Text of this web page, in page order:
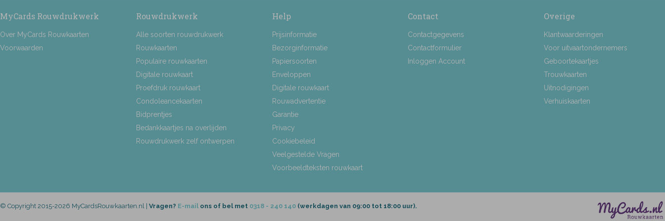
MyCards Rouwdrukwerk
Over MyCards Rouwkaarten
Voorwaarden
Rouwdrukwerk
Alle soorten rouwdrukwerk
Rouwkaarten
Populaire rouwkaarten
Digitale rouwkaart
Proefdruk rouwkaart
Condoleancekaarten
Bidprentjes
Bedankkaartjes na overlijden
Rouwdrukwerk zelf ontwerpen
Help
Prijsinformatie
Bezorginformatie
Papiersoorten
Enveloppen
Digitale rouwkaart
Rouwadvertentie
Garantie
Privacy
Cookiebeleid
Veelgestelde Vragen
Voorbeeldteksten rouwkaart
Contact
Contactgegevens
Contactformulier
Inloggen Account
Overige
Klantwaarderingen
Voor uitvaartondernemers
Geboortekaartjes
Trouwkaarten
Uitnodigingen
Verhuiskaarten
© Copyright 2015-2026 MyCardsRouwkaarten.nl | Vragen? E-mail ons of bel met 0318 - 240 140 (werkdagen van 09:00 tot 18:00 uur).